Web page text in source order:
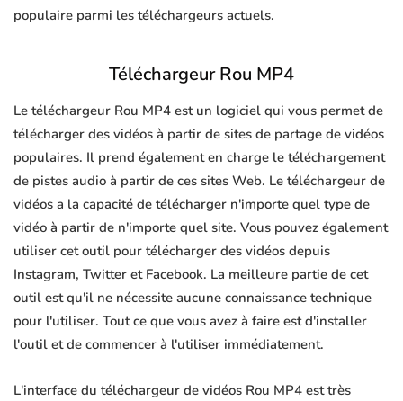
populaire parmi les téléchargeurs actuels.
Téléchargeur Rou MP4
Le téléchargeur Rou MP4 est un logiciel qui vous permet de
télécharger des vidéos à partir de sites de partage de vidéos
populaires. Il prend également en charge le téléchargement
de pistes audio à partir de ces sites Web. Le téléchargeur de
vidéos a la capacité de télécharger n'importe quel type de
vidéo à partir de n'importe quel site. Vous pouvez également
utiliser cet outil pour télécharger des vidéos depuis
Instagram, Twitter et Facebook. La meilleure partie de cet
outil est qu'il ne nécessite aucune connaissance technique
pour l'utiliser. Tout ce que vous avez à faire est d'installer
l'outil et de commencer à l'utiliser immédiatement.
L'interface du téléchargeur de vidéos Rou MP4 est très